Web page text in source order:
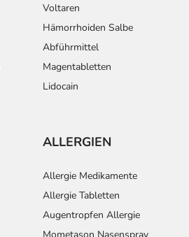
Voltaren
Hämorrhoiden Salbe
Abführmittel
Magentabletten
Lidocain
ALLERGIEN
Allergie Medikamente
Allergie Tabletten
Augentropfen Allergie